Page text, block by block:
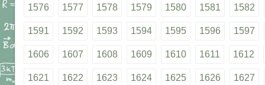
1576 1577 1578 1579 1580 1581 1582
1591 1592 1593 1594 1595 1596 1597
1606 1607 1608 1609 1610 1611 1612
1621 1622 1623 1624 1625 1626 1627